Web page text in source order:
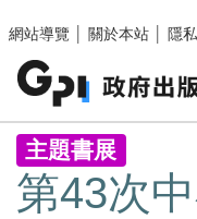
網站導覽
關於本站 隱
:::
主題書展
第43次